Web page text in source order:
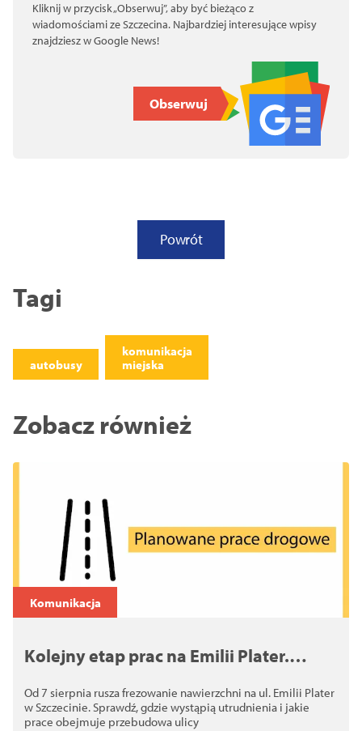
Kliknij w przycisk „Obserwuj”, aby być bieżąco z
wiadomościami ze Szczecina. Najbardziej interesujące wpisy
znajdziesz w Google News!
Obserwuj
Powrót
Tagi
autobusy
komunikacja
miejska
Zobacz również
Komunikacja
Kolejny etap prac na Emilii Plater.
Od 7 sierpnia rusza frezowanie nawierzchni na ul. Emilii Plater
w Szczecinie. Sprawdź, gdzie wystąpią utrudnienia i jakie
prace obejmuje przebudowa ulicy